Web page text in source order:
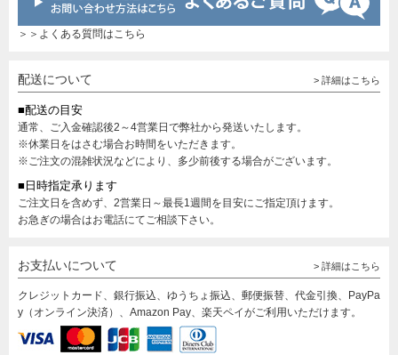
＞＞よくある質問はこちら
配送について > 詳細はこちら
■配送の目安
通常、ご入金確認後2～4営業日で弊社から発送いたします。
※休業日をはさむ場合お時間をいただきます。
※ご注文の混雑状況などにより、多少前後する場合がございます。
■日時指定承ります
ご注文日を含めず、2営業日～最長1週間を目安にご指定頂けます。
お急ぎの場合はお電話にてご相談下さい。
お支払いについて > 詳細はこちら
クレジットカード、銀行振込、ゆうちょ振込、郵便振替、代金引換、PayPa
y（オンライン決済）、Amazon Pay、楽天ペイがご利用いただけます。